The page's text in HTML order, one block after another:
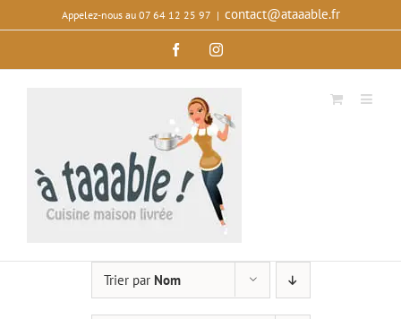
au
Appelez‑nous au 07 64 12 25 97 | contact@ataaable.fr
FacebookInstagram
Trier par Nom